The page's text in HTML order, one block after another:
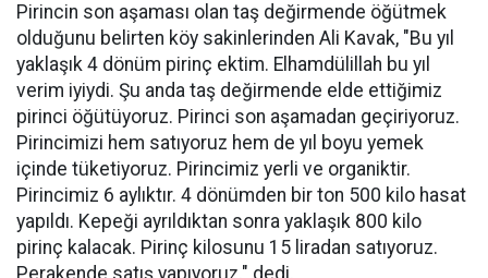
Pirincin son aşaması olan taş değirmende öğütmek
olduğunu belirten köy sakinlerinden Ali Kavak, "Bu yıl
yaklaşık 4 dönüm pirinç ektim. Elhamdülillah bu yıl
verim iyiydi. Şu anda taş değirmende elde ettiğimiz
pirinci öğütüyoruz. Pirinci son aşamadan geçiriyoruz.
Pirincimizi hem satıyoruz hem de yıl boyu yemek
içinde tüketiyoruz. Pirincimiz yerli ve organiktir.
Pirincimiz 6 aylıktır. 4 dönümden bir ton 500 kilo hasat
yapıldı. Kepeği ayrıldıktan sonra yaklaşık 800 kilo
pirinç kalacak. Pirinç kilosunu 15 liradan satıyoruz.
Perakende satış yapıyoruz." dedi.